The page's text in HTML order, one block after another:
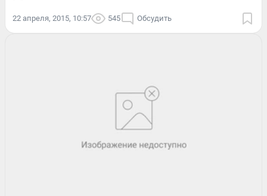
22 апреля, 2015, 10:57 545 Обсудить